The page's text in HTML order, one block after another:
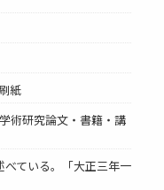
紙
術研究論文・書籍・講
ている。「大正三年一